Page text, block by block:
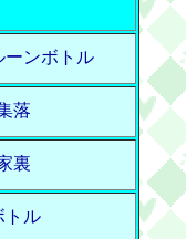
ーンボトル
落
裏
トル